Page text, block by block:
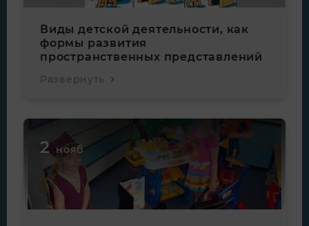
Виды детской деятельности, как
формы развития
пространственных представлений
Развернуть
2 нояб